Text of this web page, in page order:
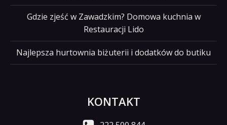
Gdzie zjeść w Zawadzkim? Domowa kuchnia w
Restauracji Lido
Najlepsza hurtownia biżuterii i dodatków do butiku
KONTAKT